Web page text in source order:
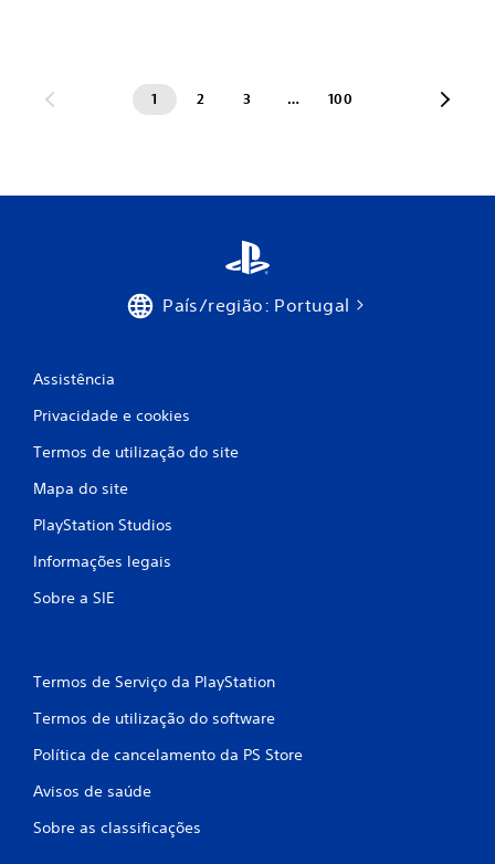
1 2 3 … 100
País/região: Portugal
Assistência
Privacidade e cookies
Termos de utilização do site
Mapa do site
PlayStation Studios
Informações legais
Sobre a SIE
Termos de Serviço da PlayStation
Termos de utilização do software
Política de cancelamento da PS Store
Avisos de saúde
Sobre as classificações